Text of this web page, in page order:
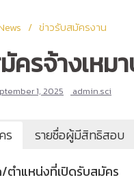
ข่าวรับสมัครงาน
ครจ้างเห
1, 2025 admin.sci
ร รายชื่อผู้มีสิทธิสอบ
ตำแหน่งที่เปิดรับสมัคร